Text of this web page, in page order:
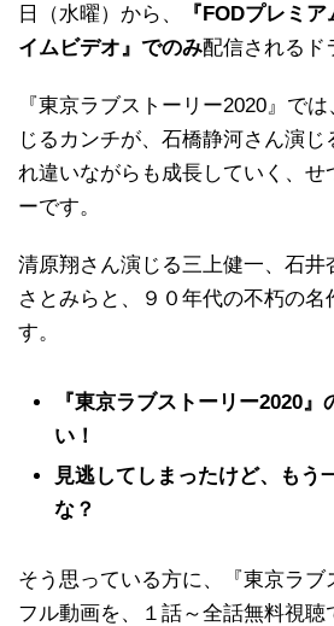
日（水曜）から、
『FODプレミ
イムビデオ』でのみ配信されるド
『東京ラブストーリー2020』で
じるカンチが、石橋静河さん演
れ違いながらも成長していく、せ
ーです。
清原翔さん演じる三上健一、石井
さとみらと、９０年代の不朽の名
す。
『東京ラブストーリー2020
い！
見逃してしまったけど、もう
な？
そう思っている方に、『東京ラブ
フル動画を、１話～全話無料視聴